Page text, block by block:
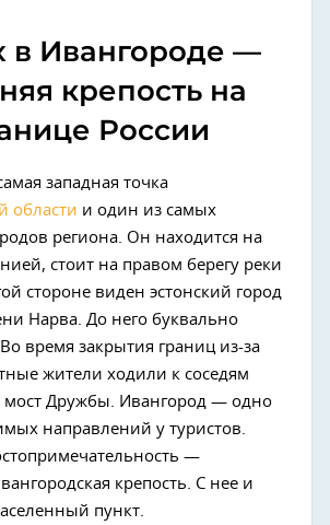
в Ивангороде —
крепость на
России
западная точка
области и один из самых
региона. Он находится на
стоит на правом берегу реки
стороне виден эстонский город
Нарва. До него буквально
время закрытия границ из-за
жители ходили к соседям
мост Дружбы. Ивангород — одно
направлений у туристов.
—
крепость. С нее и
пункт.